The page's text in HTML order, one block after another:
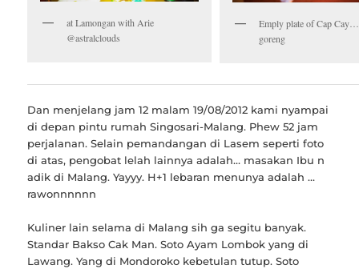
at Lamongan with Arie
@astralclouds
Emply plate of Cap
goreng
Dan menjelang jam 12 malam 19/08/2012 kami nyampai
di depan pintu rumah Singosari-Malang. Phew 52 jam
perjalanan. Selain pemandangan di Lasem seperti foto
di atas, pengobat lelah lainnya adalah… masakan Ibu n
adik di Malang. Yayyy. H+1 lebaran menunya adalah …
rawonnnnnn
Kuliner lain selama di Malang sih ga segitu banyak.
Standar Bakso Cak Man. Soto Ayam Lombok yang di
Lawang. Yang di Mondoroko kebetulan tutup. Soto